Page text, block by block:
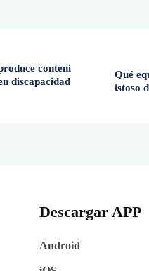
conteni
discapacidad
Qué
istoso
Descargar APP
Android